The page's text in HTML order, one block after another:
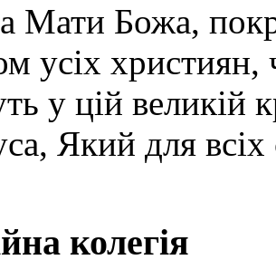
Мати Божа,
усіх християн,
у цій великій
Який для
колегія